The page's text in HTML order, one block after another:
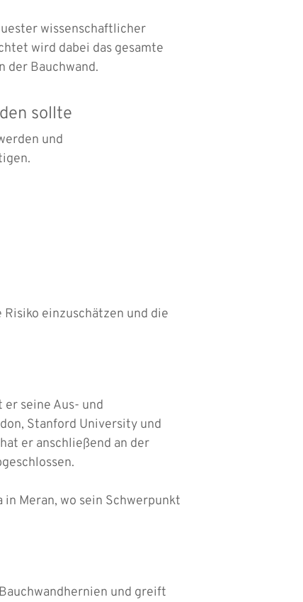
wissenschaftlicher
wird dabei das gesamte
der Bauchwand.
sollte
und
einzuschätzen und die
seine Aus- und
Stanford University und
er anschließend an der
Meran, wo sein Schwerpunkt
und greift